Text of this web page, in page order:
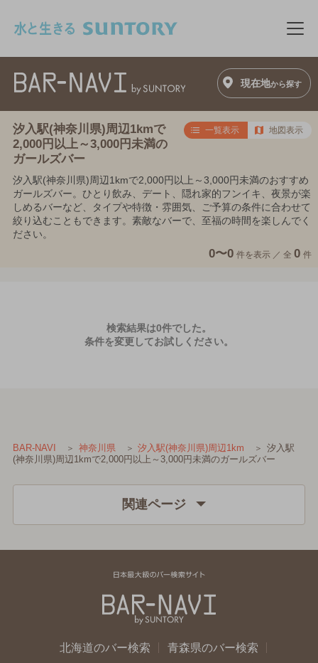
メ
現在地から探す
汐入駅(神奈川県)周辺1kmで
2,000円以上～3,000円未満の
ガールズバー
一覧表示 地図表示
汐入駅(神奈川県)周辺1kmで2,000円以上～3,000円未満のおすすめ
ガールズバー。ひとり飲み、デート、隠れ家的フンイキ、夜景が楽
しめるバーなど、タイプや特徴・雰囲気、ご予算の条件に合わせて
絞り込むこともできます。素敵なバーで、至福の時間を楽しんでく
ださい。
0〜0 件を表示 ／ 全 0 件
検索結果は0件でした。
条件を変更してお試しください。
BAR-NAVI 神奈川県 汐入駅(神奈川県)周辺1km
汐入駅
(神奈川県)周辺1kmで2,000円以上～3,000円未満のガールズバー
関連ページ
北海道のバー検索
青森県のバー検索